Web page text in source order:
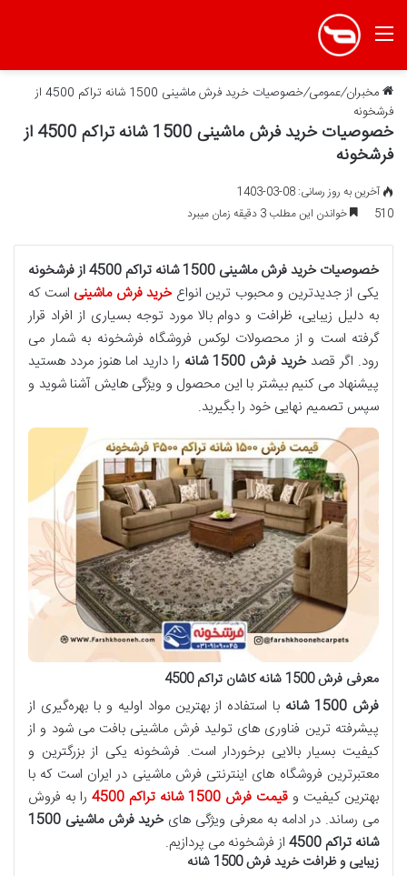
منو
مخبران/عمومی/
خصوصیات خرید فرش ماشینی 1500 شانه تراکم 4500 از
فرشخونه
خصوصیات خرید فرش ماشینی 1500 شانه تراکم 4500 از
فرشخونه
آخرین به روز رسانی: 08-03-1403
510
خواندن این مطلب 3 دقیقه زمان میبرد
خصوصیات خرید فرش ماشینی 1500 شانه تراکم 4500 از فرشخونه
یکی از جدیدترین و محبوب ‌ترین انواعخریدفرش ماشینی است که
به دلیل زیبایی، ظرافت و دوام بالا مورد توجه بسیاری از افراد قرار
گرفته است و از محصولات لوکس فروشگاه فرشخونه به شمار می
رود. اگر قصدخرید فرش 1500 شانه
را دارید اما هنوز مردد هستید
پیشنهاد می کنیم بیشتر با این محصول و ویژگی هایش آشنا شوید و
سپس تصمیم نهایی خود را بگیرید.
معرفی فرش 1500 شانه کاشان تراکم 4500
فرش 1500 شانه
با استفاده از بهترین مواد اولیه و با بهره‌گیری از
پیشرفته ‌ترین فناوری ‌های تولید فرش ماشینی بافت می شود و از
کیفیت بسیار بالایی برخوردار است. فرشخونه یکی از بزرگترین و
معتبرترین فروشگاه‌ های اینترنتی فرش ماشینی در ایران است که با
بهترین کیفیت و قیمت فرش 1500 شانه تراکم 4500
را به فروش
می ‌رساند. در ادامه به معرفی ویژگی‌ های
خرید فرش ماشینی 1500
شانه تراکم 4500
از فرشخونه می پردازیم.
زیبایی و ظرافت خرید فرش 1500 شانه